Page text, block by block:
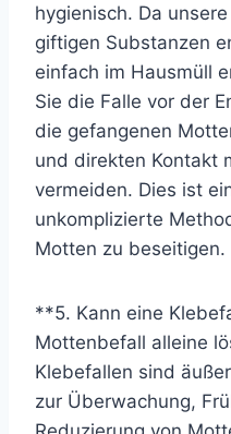
hygienisch. Da
giftigen Substanzen
einfach im Hausmüll
Sie die Falle vor der
die gefangenen
und direkten Kontakt
vermeiden. Dies ist
unkomplizierte
Motten zu beseitigen.
**5. Kann eine
Mottenbefall alleine
Klebefallen sind
zur Überwachung,